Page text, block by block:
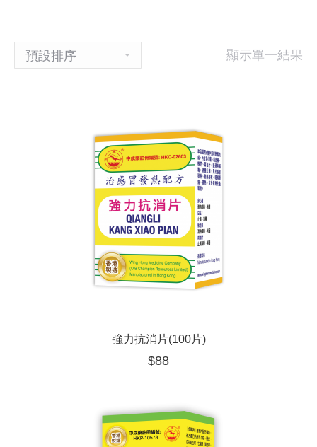
顯示單一結果
強力抗消片(100片)
$88